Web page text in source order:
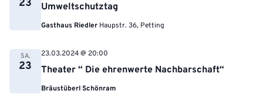
23 Umweltschutztag
Gasthaus Riedler Haupstr. 36, Petting
SA.
23 Theater “ Die ehrenwerte Nachbarschaft“
23.03.2024 @ 20:00
Bräustüberl Schönram